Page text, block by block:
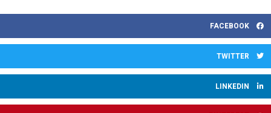
FACEBOOK
TWITTER
LINKEDIN